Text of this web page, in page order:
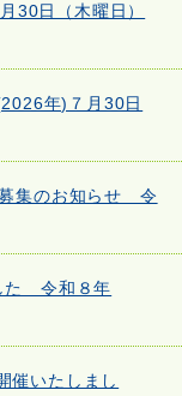
30日（木曜日）
年)７月30日
募集のお知らせ 令
た 令和８年
催いたしまし